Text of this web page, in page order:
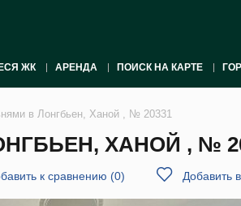
ЖК АРЕНДА ПОИСК НА КАРТЕ
в Лонгбьен, Ханой , № 20331
ХАНОЙ , №
к сравнению (0) Добавить